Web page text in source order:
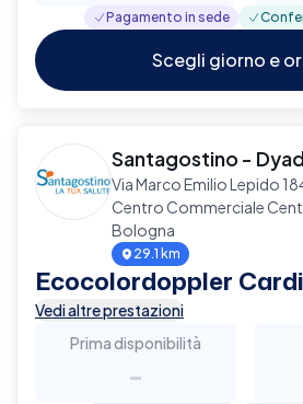
Pagamento in sede
Scegli giorno e
Santagostino -
Via Marco Emilio Lepido
Centro Commerciale
Bologna
29.1 km
Ecocolordoppler
Vedi altre prestazioni
Prima disponibilità
-